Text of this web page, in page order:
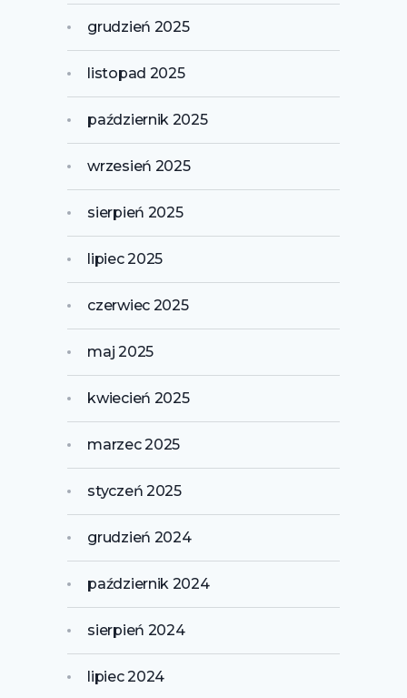
grudzień 2025
listopad 2025
październik 2025
wrzesień 2025
sierpień 2025
lipiec 2025
czerwiec 2025
maj 2025
kwiecień 2025
marzec 2025
styczeń 2025
grudzień 2024
październik 2024
sierpień 2024
lipiec 2024